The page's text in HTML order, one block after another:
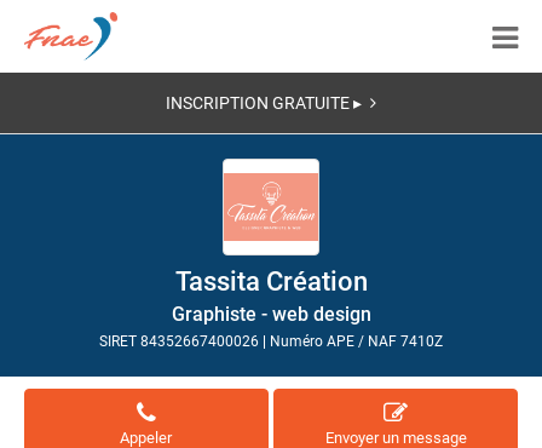
INSCRIPTION GRATUITE ▸
Tassita Création
Graphiste - web design
SIRET 84352667400026 Numéro APE / NAF 7410Z
Appeler Envoyer un message